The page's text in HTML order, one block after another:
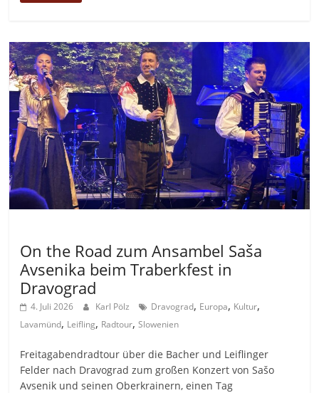
On the Road zum Ansambel Saša
Avsenika beim Traberkfest in
Dravograd
4. Juli 2026 Karl Pölz Dravograd, Europa, Kultur,
Lavamünd, Leifling, Radtour,Slowenien
Freitagabendradtour über die Bacher und Leiflinger
Felder nach Dravograd zum großen Konzert von Sašo
Avsenik und seinen Oberkrainern, einen Tag